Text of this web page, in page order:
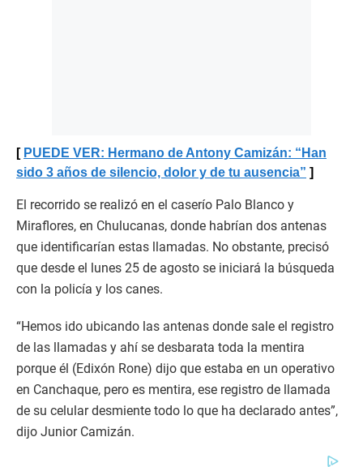
PUEDE VER: Hermano de Antony Camizán: “Han
sido 3 años de silencio, dolor y de tu ausencia”
El recorrido se realizó en el caserío Palo Blanco y
Miraflores, en Chulucanas, donde habrían dos antenas
que identificarían estas llamadas. No obstante, precisó
que desde el lunes 25 de agosto se iniciará la búsqueda
con la policía y los canes.
“Hemos ido ubicando las antenas donde sale el registro
de las llamadas y ahí se desbarata toda la mentira
porque él (Edixón Rone) dijo que estaba en un operativo
en Canchaque, pero es mentira, ese registro de llamada
de su celular desmiente todo lo que ha declarado antes”,
dijo Junior Camizán.